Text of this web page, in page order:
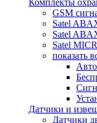
GSM
Satel
Satel
Satel
показать
Датчики и
Датчики